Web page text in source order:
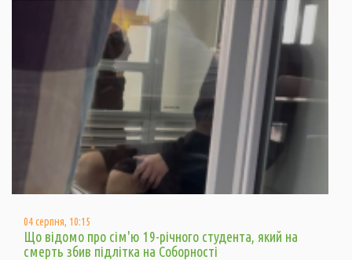
04 серпня, 10:15
Що відомо про сім'ю 19-річного студента, який на
смерть збив підлітка на Соборності